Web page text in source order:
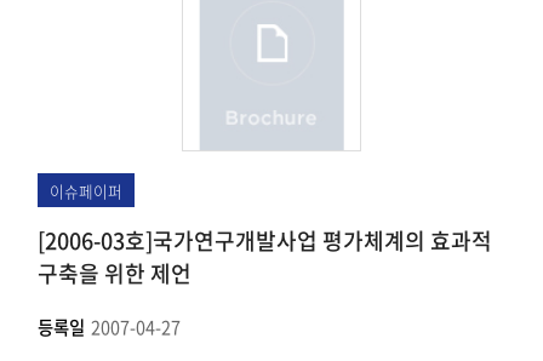
이슈페이퍼
[2006-03호]국가연구개발사업 평가체계의 효과적
구축을 위한 제언
등록일 2007-04-27